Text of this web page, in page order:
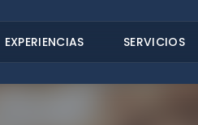
EXPERIENCIAS SERVICIOS